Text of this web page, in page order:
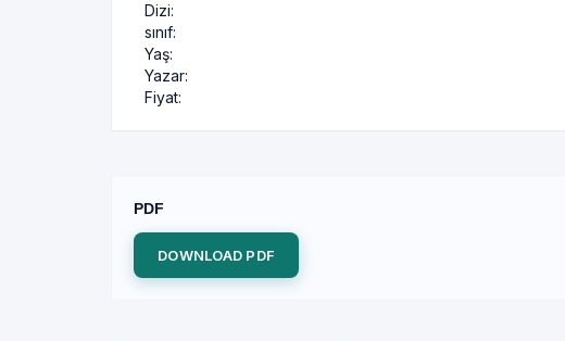
Dizi:
sınıf:
Yaş:
Yazar:
Fiyat:
PDF
DOWNLOAD PDF